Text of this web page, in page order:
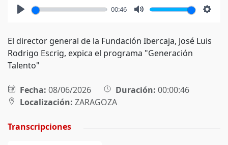
00:46
El director general de la Fundación Ibercaja, José Luis
Rodrigo Escrig, expica el programa "Generación
Talento"
Fecha: 08/06/2026 Duración: 00:00:46
Localización: ZARAGOZA
Transcripciones